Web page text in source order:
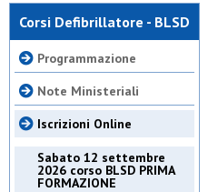
Corsi Defibrillatore - BLSD
Programmazione
Note Ministeriali
Iscrizioni Online
Sabato 12 settembre
2026 corso BLSD PRIMA
FORMAZIONE